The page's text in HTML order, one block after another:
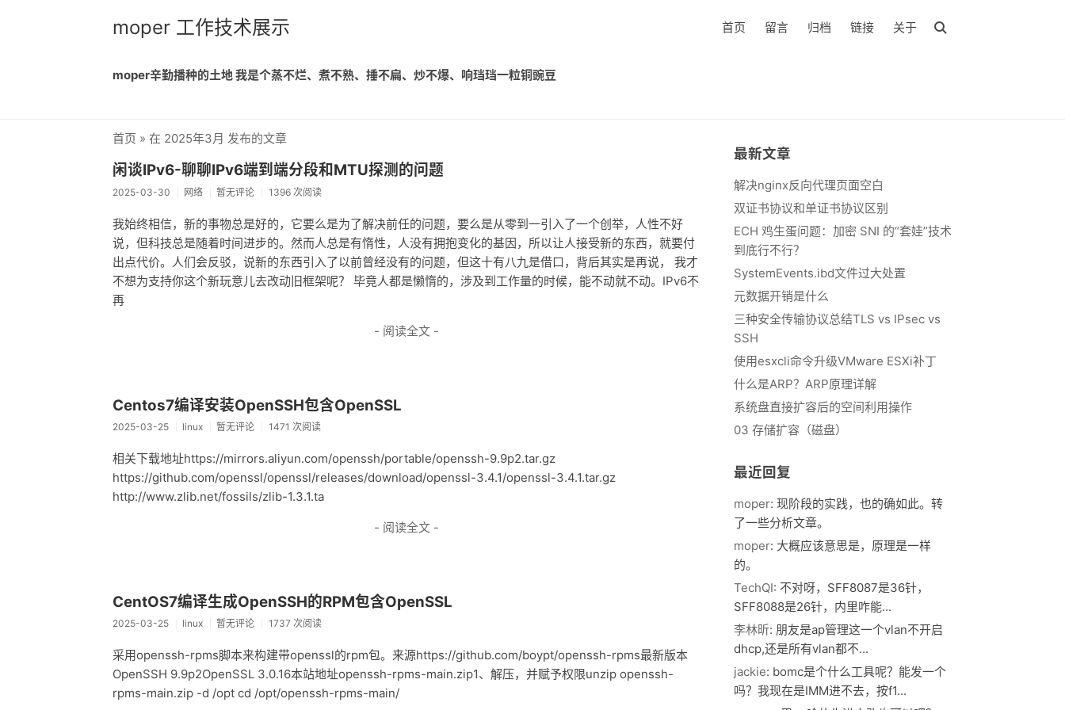
moper 工作技术展示 首页 留言 归档 链接 关于
moper辛勤播种的土地 我是个蒸不烂、煮不熟、捶不扁、炒不爆、响珰珰一粒铜豌豆
首页 » 在 2025年3月 发布的文章
闲谈IPv6-聊聊IPv6端到端分段和MTU探测的问题
2025-03-30 网络 暂无评论 1396 次阅读
我始终相信，新的事物总是好的，它要么是为了解决前任的问题，要么是从零到一引入了一个创举，人性不好
说，但科技总是随着时间进步的。然而人总是有惰性，人没有拥抱变化的基因，所以让人接受新的东西，就要付
出点代价。人们会反驳，说新的东西引入了以前曾经没有的问题，但这十有八九是借口，背后其实是再说， 我才
不想为支持你这个新玩意儿去改动旧框架呢？ 毕竟人都是懒惰的，涉及到工作量的时候，能不动就不动。IPv6不
再
- 阅读全文 -
Centos7编译安装OpenSSH包含OpenSSL
2025-03-25 linux 暂无评论 1471 次阅读
相关下载地址https://mirrors.aliyun.com/openssh/portable/openssh-9.9p2.tar.gz
https://github.com/openssl/openssl/releases/download/openssl-3.4.1/openssl-3.4.1.tar.gz
http://www.zlib.net/fossils/zlib-1.3.1.ta
- 阅读全文 -
CentOS7编译生成OpenSSH的RPM包含OpenSSL
2025-03-25 linux 暂无评论 1737 次阅读
采用openssh-rpms脚本来构建带openssl的rpm包。来源https://github.com/boypt/openssh-rpms最新版本
OpenSSH 9.9p2OpenSSL 3.0.16本站地址openssh-rpms-main.zip1、解压，并赋予权限unzip openssh-
rpms-main.zip -d /opt cd /opt/openssh-rpms-main/
最新文章
解决nginx反向代理页面空白
双证书协议和单证书协议区别
ECH 鸡生蛋问题：加密 SNI 的“套娃”技术
到底行不行？
SystemEvents.ibd文件过大处置
元数据开销是什么
三种安全传输协议总结TLS vs IPsec vs
SSH
使用esxcli命令升级VMware ESXi补丁
什么是ARP？ARP原理详解
系统盘直接扩容后的空间利用操作
03 存储扩容（磁盘）
最近回复
moper: 现阶段的实践，也的确如此。转
了一些分析文章。
moper: 大概应该意思是，原理是一样
的。
TechQI: 不对呀，SFF8087是36针，
SFF8088是26针，内里咋能...
李林昕: 朋友是ap管理这一个vlan不开启
dhcp,还是所有vlan都不...
jackie: bomc是个什么工具呢？能发一个
吗？我现在是IMM进不去，按f1...